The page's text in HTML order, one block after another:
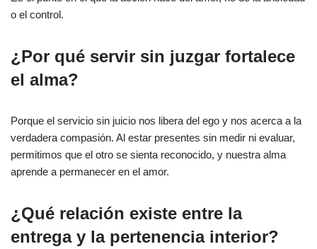
o el control.
¿Por qué servir sin juzgar fortalece
el alma?
Porque el servicio sin juicio nos libera del ego y nos acerca a la
verdadera compasión. Al estar presentes sin medir ni evaluar,
permitimos que el otro se sienta reconocido, y nuestra alma
aprende a permanecer en el amor.
¿Qué relación existe entre la
entrega y la pertenencia interior?